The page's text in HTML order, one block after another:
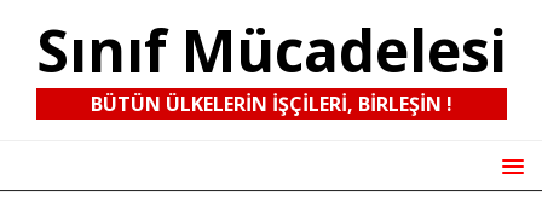
Sınıf Mücadelesi
BÜTÜN ÜLKELERIN IŞÇILERI, BIRLEŞIN !